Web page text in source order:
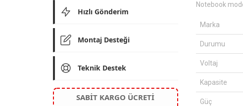
Notebook
Marka
Durumu
Voltaj
Kapasite
Güç
Hızlı Gönderim
Montaj Desteği
Teknik Destek
SABİT KARGO ÜCRETİ